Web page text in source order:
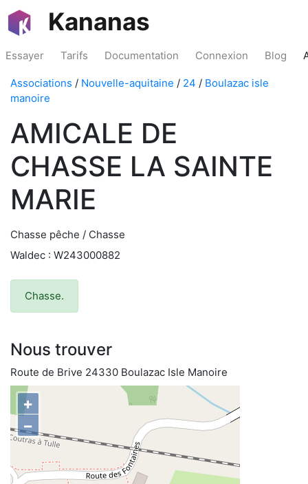
Kananas
Essayer Tarifs Documentation Connexion Blog
Associations / Nouvelle-aquitaine / 24 / Boulazac isle
manoire
AMICALE DE
CHASSE LA SAINTE
MARIE
Chasse pêche / Chasse
Waldec : W243000882
Chasse.
Nous trouver
Route de Brive 24330 Boulazac Isle Manoire
+
−